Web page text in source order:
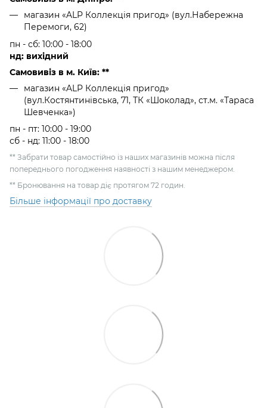
магазин «ALP Коллекція пригод» (вул.Набережна
Перемоги, 62)
пн - сб: 10:00 - 18:00
нд: вихідний
Самовивіз в м. Київ: **
магазин «ALP Коллекція пригод»
(вул.Костянтинівська, 71, ТК «Шоколад», ст.м. «Тараса
Шевченка»)
пн - пт: 10:00 - 19:00
сб - нд: 11:00 - 18:00
** Забрати товар самостійно із наших магазинів можна після
попереднього погодження наявності з нашим менеджером.
** Бронювання на товар діє протягом 72 годин.
Більше інформації про доставку